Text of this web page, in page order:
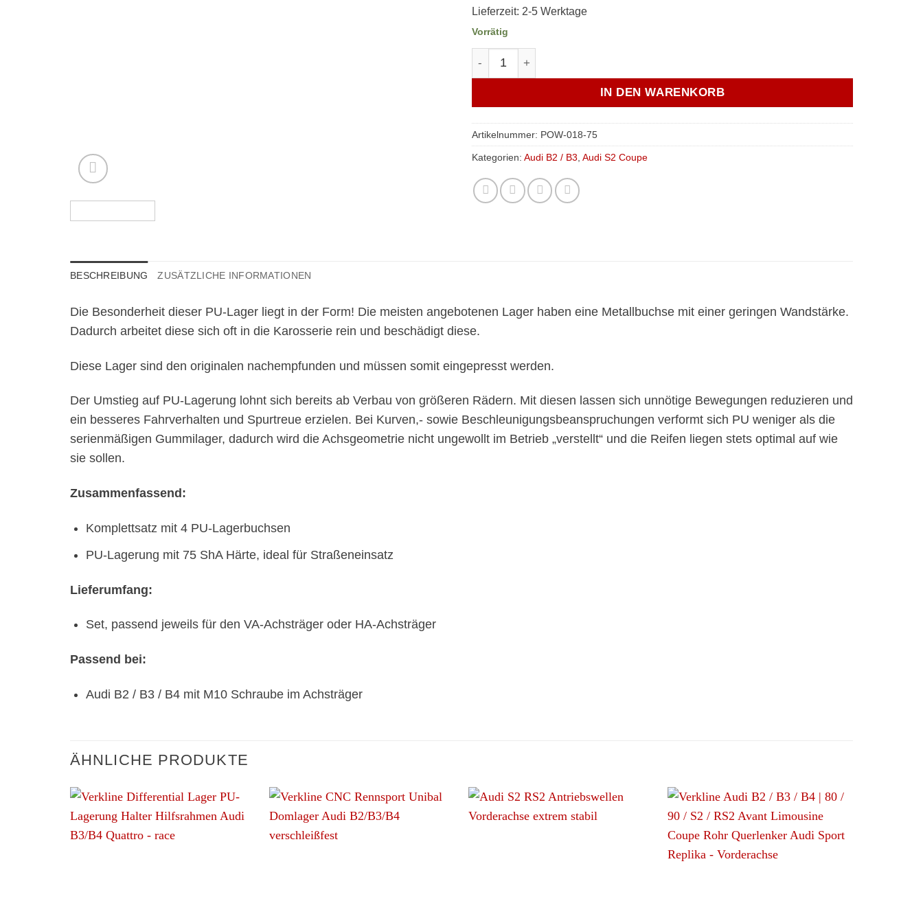
Lieferzeit: 2-5 Werktage
Vorrätig
Verkline PU-Lager Hilfsrahmen Achsträger Vorne Hinten M10 - street Menge
IN DEN WARENKORB
Artikelnummer: POW-018-75
Kategorien: Audi B2 / B3, Audi S2 Coupe
BESCHREIBUNG ZUSÄTZLICHE INFORMATIONEN
Die Besonderheit dieser PU-Lager liegt in der Form! Die meisten angebotenen Lager haben eine Metallbuchse mit einer geringen Wandstärke.
Dadurch arbeitet diese sich oft in die Karosserie rein und beschädigt diese.
Diese Lager sind den originalen nachempfunden und müssen somit eingepresst werden.
Der Umstieg auf PU-Lagerung lohnt sich bereits ab Verbau von größeren Rädern. Mit diesen lassen sich unnötige Bewegungen reduzieren und
ein besseres Fahrverhalten und Spurtreue erzielen. Bei Kurven,- sowie Beschleunigungsbeanspruchungen verformt sich PU weniger als die
serienmäßigen Gummilager, dadurch wird die Achsgeometrie nicht ungewollt im Betrieb „verstellt“ und die Reifen liegen stets optimal auf wie
sie sollen.
Zusammenfassend:
Komplettsatz mit 4 PU-Lagerbuchsen
PU-Lagerung mit 75 ShA Härte, ideal für Straßeneinsatz
Lieferumfang:
Set, passend jeweils für den VA-Achsträger oder HA-Achsträger
Passend bei:
Audi B2 / B3 / B4 mit M10 Schraube im Achsträger
ÄHNLICHE PRODUKTE